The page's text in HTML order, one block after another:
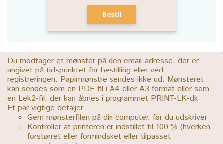
Bestil
Du modtager et mønster på den email-adresse, der er
angivet på tidspunktet for bestilling eller ved
registreringen. Papirmønstre sendes ikke ud. Mønsteret
kan sendes som en PDF-fil i A4 eller A3 format eller som
en Lek2-fil, der kan åbnes i programmet PRINT-LK-dk
Et par vigtige detaljer
Gem mønsterfilen på din computer, før du udskriver
Kontroller at printeren er indstillet til 100 % (hverken
forstørret eller formindsket eller tilpasset